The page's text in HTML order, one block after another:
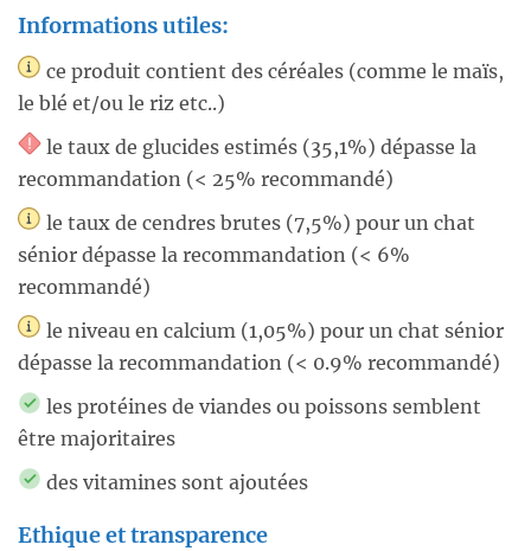
Informations utiles:
ce produit contient des céréales (comme le maïs,
le blé et/ou le riz etc..)
le taux de glucides estimés (35,1%) dépasse la
recommandation (< 25% recommandé)
le taux de cendres brutes (7,5%) pour un chat
sénior dépasse la recommandation (< 6%
recommandé)
le niveau en calcium (1,05%) pour un chat sénior
dépasse la recommandation (< 0.9% recommandé)
les protéines de viandes ou poissons semblent
être majoritaires
des vitamines sont ajoutées
Ethique et transparence